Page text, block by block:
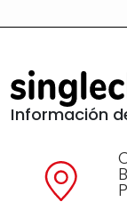
Información